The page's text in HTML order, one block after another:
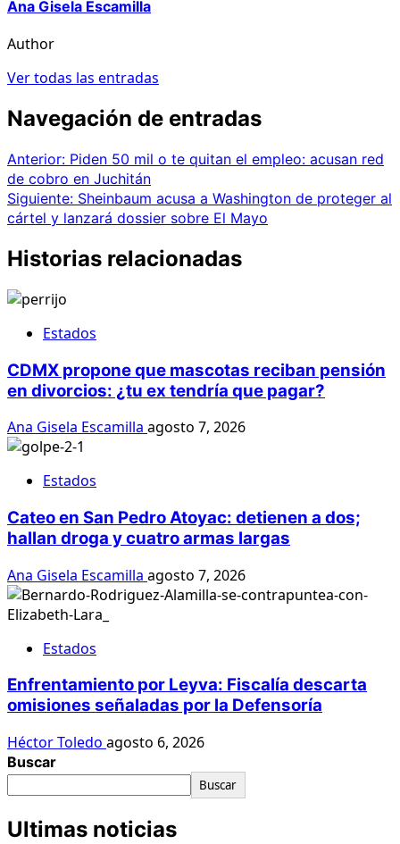
Ana Gisela Escamilla
Author
Ver todas las entradas
Navegación de entradas
Anterior: Piden 50 mil o te quitan el empleo: acusan red
de cobro en Juchitán
Siguiente: Sheinbaum acusa a Washington de proteger al
cártel y lanzará dossier sobre El Mayo
Historias relacionadas
Estados
CDMX propone que mascotas reciban pensión
en divorcios: ¿tu ex tendría que pagar?
Ana Gisela Escamilla agosto 7, 2026
Estados
Cateo en San Pedro Atoyac: detienen a dos;
hallan droga y cuatro armas largas
Ana Gisela Escamilla agosto 7, 2026
Estados
Enfrentamiento por Leyva: Fiscalía descarta
omisiones señaladas por la Defensoría
Héctor Toledo agosto 6, 2026
Buscar
Buscar
Ultimas noticias